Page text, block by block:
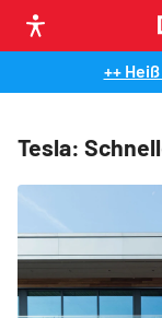
++
Tesla: